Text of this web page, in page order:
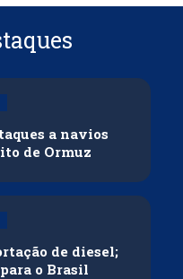
a navios
de Ormuz
de diesel;
o Brasil